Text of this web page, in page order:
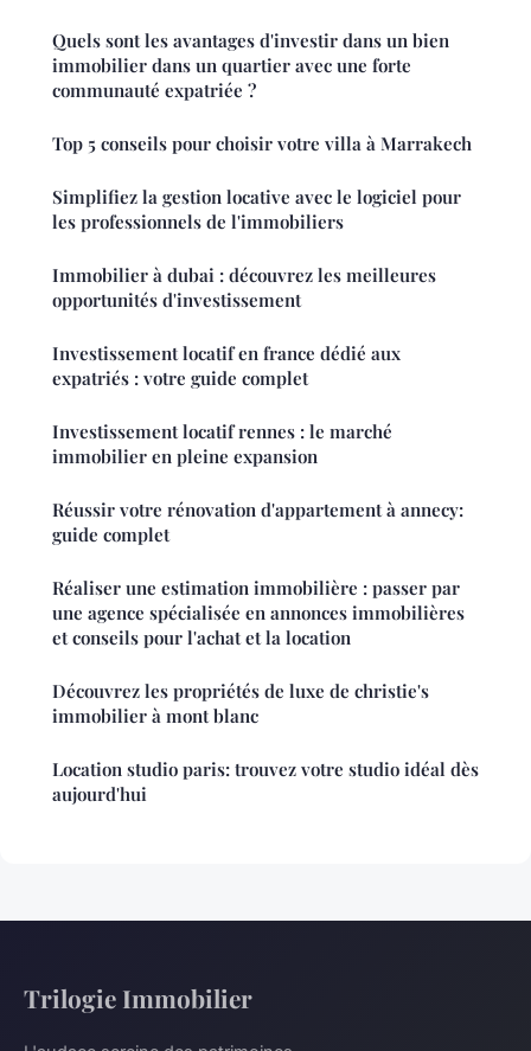
Quels sont les avantages d'investir dans un bien
immobilier dans un quartier avec une forte
communauté expatriée ?
Top 5 conseils pour choisir votre villa à Marrakech
Simplifiez la gestion locative avec le logiciel pour
les professionnels de l'immobiliers
Immobilier à dubai : découvrez les meilleures
opportunités d'investissement
Investissement locatif en france dédié aux
expatriés : votre guide complet
Investissement locatif rennes : le marché
immobilier en pleine expansion
Réussir votre rénovation d'appartement à annecy:
guide complet
Réaliser une estimation immobilière : passer par
une agence spécialisée en annonces immobilières
et conseils pour l'achat et la location
Découvrez les propriétés de luxe de christie's
immobilier à mont blanc
Location studio paris: trouvez votre studio idéal dès
aujourd'hui
Trilogie Immobilier